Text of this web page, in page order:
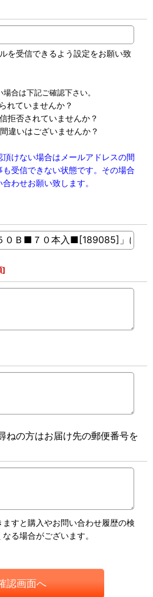
を受信できるよう設定をお願い致
合は下記ご確認下さい。
れていませんか？
拒否されていませんか？
違いはございませんか？
けない場合はメールアドレスの間
受信できない状態です。その場合
わせお願い致します。
]
ねの方はお届け先の郵便番号を
すと購入やお問い合わせ履歴の検
る場合がございます。
認画面へ